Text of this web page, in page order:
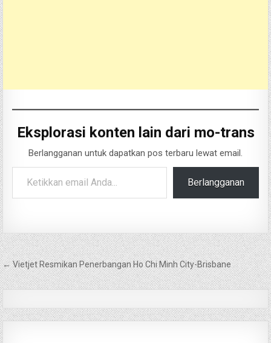
Eksplorasi konten lain dari mo-trans
Berlangganan untuk dapatkan pos terbaru lewat email.
Ketikkan email Anda...
Berlangganan
Navigasi
pos
← Vietjet Resmikan Penerbangan Ho Chi Minh City-Brisbane